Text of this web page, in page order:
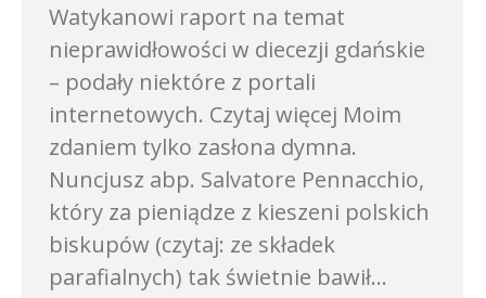
Watykanowi raport na temat
nieprawidłowości w diecezji gdańskie
– podały niektóre z portali
internetowych. Czytaj więcej Moim
zdaniem tylko zasłona dymna.
Nuncjusz abp. Salvatore Pennacchio,
który za pieniądze z kieszeni polskich
biskupów (czytaj: ze składek
parafialnych) tak świetnie bawił…